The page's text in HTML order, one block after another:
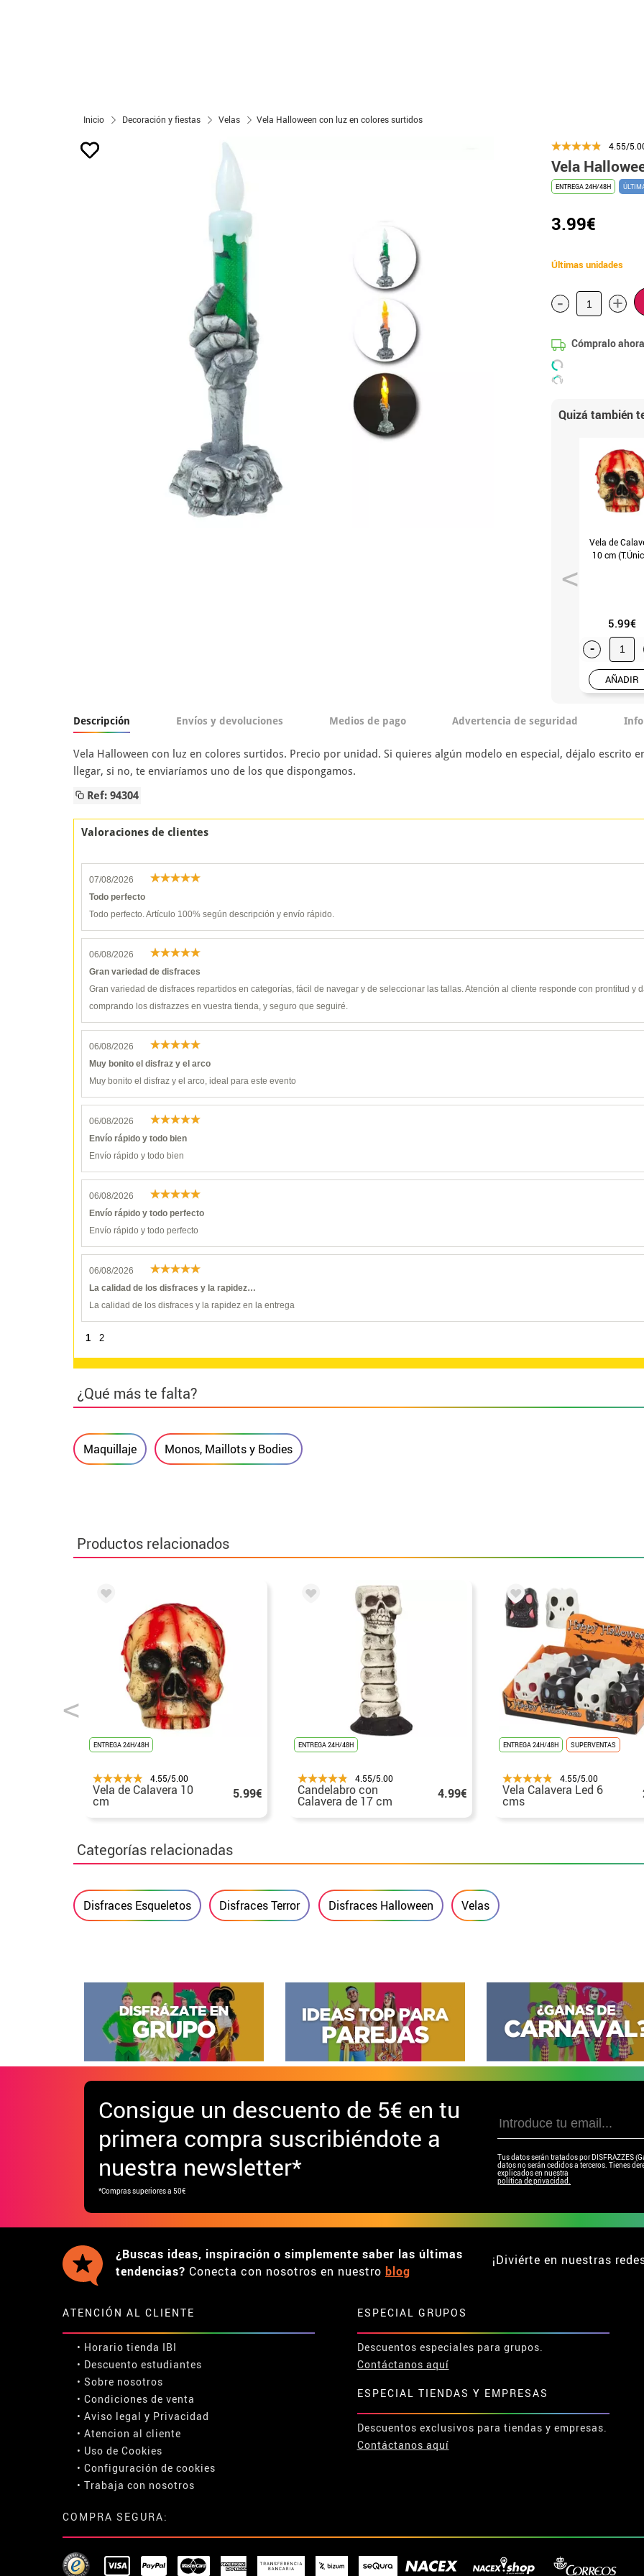
Inicio Decoración y fiestas Velas Vela Halloween con luz en colores surtidos
4.55/
Vela
ENTREGA 24H/48H
3.99€
Últimas unidades
- +
Cómpralo
Quizá también
Vela de
10 cm
5.99€
-
AÑADIR
Descripción Envíos y devoluciones Medios de pago Advertencia de seguridad
Vela Halloween con luz en colores surtidos. Precio por unidad. Si quieres algún modelo en especial, déjalo escrito
llegar, si no, te enviaríamos uno de los que dispongamos.
Ref: 94304
Valoraciones de clientes
07/08/2026
Todo perfecto
Todo perfecto. Artículo 100% según descripción y envío rápido.
06/08/2026
Gran variedad de disfraces
Gran variedad de disfraces repartidos en categorías, fácil de navegar y de seleccionar las tallas. Atención al cliente responde con prontitud y
comprando los disfrazzes en vuestra tienda, y seguro que seguiré.
06/08/2026
Muy bonito el disfraz y el arco
Muy bonito el disfraz y el arco, ideal para este evento
06/08/2026
Envío rápido y todo bien
Envío rápido y todo bien
06/08/2026
Envío rápido y todo perfecto
Envío rápido y todo perfecto
06/08/2026
La calidad de los disfraces y la rapidez…
La calidad de los disfraces y la rapidez en la entrega
1 2
¿Qué más te falta?
Maquillaje Monos, Maillots y Bodies
Productos relacionados
ENTREGA 24H/48H
4.55/5.00
Vela de Calavera 10
cm 5.99€
ENTREGA 24H/48H
4.55/5.00
Candelabro con
Calavera de 17 cm 4.99€
ENTREGA 24H/48H SUPERVENTAS
4.55/5.00
Vela Calavera Led 6
cms
Categorías relacionadas
Disfraces Esqueletos Disfraces Terror Disfraces Halloween Velas
Consigue un descuento de 5€ en tu
primera compra suscribiéndote a
nuestra newsletter*
*Compras superiores a 50€
Tus datos serán tratados por DISFRAZZES
datos no serán cedidos a terceros. Tienes
explicados en nuestra
política de privacidad.
¿Buscas ideas, inspiración o simplemente saber las últimas
tendencias? Conecta con nosotros en nuestro blog
¡Diviérte en nuestras
ATENCIÓN AL CLIENTE
• Horario tienda IBI
• Descuento estudiantes
• Sobre nosotros
• Condiciones de venta
• Aviso legal y Privacidad
• Atencion al cliente
• Uso de Cookies
• Configuración de cookies
• Trabaja con nosotros
ESPECIAL GRUPOS
Descuentos especiales para grupos.
Contáctanos aquí
ESPECIAL TIENDAS Y EMPRESAS
Descuentos exclusivos para tiendas y empresas.
Contáctanos aquí
COMPRA SEGURA: